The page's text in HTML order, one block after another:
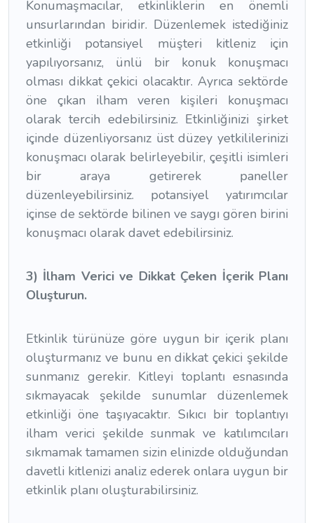
Konumaşmacılar, etkinliklerin en önemli
unsurlarından biridir. Düzenlemek istediğiniz
etkinliği potansiyel müşteri kitleniz için
yapılıyorsanız, ünlü bir konuk konuşmacı
olması dikkat çekici olacaktır. Ayrıca sektörde
öne çıkan ilham veren kişileri konuşmacı
olarak tercih edebilirsiniz. Etkinliğinizi şirket
içinde düzenliyorsanız üst düzey yetkililerinizi
konuşmacı olarak belirleyebilir, çeşitli isimleri
bir araya getirerek paneller
düzenleyebilirsiniz. potansiyel yatırımcılar
içinse de sektörde bilinen ve saygı gören birini
konuşmacı olarak davet edebilirsiniz.
3) İlham Verici ve Dikkat Çeken İçerik Planı
Oluşturun.
Etkinlik türünüze göre uygun bir içerik planı
oluşturmanız ve bunu en dikkat çekici şekilde
sunmanız gerekir. Kitleyi toplantı esnasında
sıkmayacak şekilde sunumlar düzenlemek
etkinliği öne taşıyacaktır. Sıkıcı bir toplantıyı
ilham verici şekilde sunmak ve katılımcıları
sıkmamak tamamen sizin elinizde olduğundan
davetli kitlenizi analiz ederek onlara uygun bir
etkinlik planı oluşturabilirsiniz.